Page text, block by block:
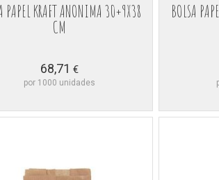
PAPEL KRAFT ANONIMA 30+9X38
CM
68,71 €
por 1000 unidades
BOLSA